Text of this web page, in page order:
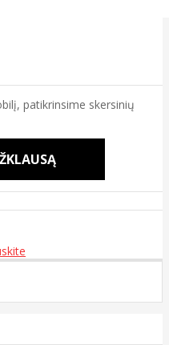
patikrinsime skersinių